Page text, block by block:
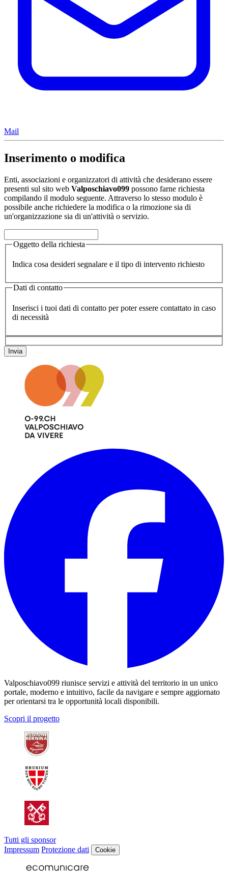
Mail
Inserimento o modifica
Enti, associazioni e organizzatori di attività che desiderano essere
presenti sul sito web Valposchiavo099 possono farne richiesta
compilando il modulo seguente. Attraverso lo stesso modulo è
possibile anche richiedere la modifica o la rimozione sia di
un'organizzazione sia di un'attività o servizio.
Oggetto della richiesta
Indica cosa desideri segnalare e il tipo di intervento richiesto
Dati di contatto
Inserisci i tuoi dati di contatto per poter essere contattato in caso
di necessità
Invia
Valposchiavo099 riunisce servizi e attività del territorio in un unico
portale, moderno e intuitivo, facile da navigare e sempre aggiornato
per orientarsi tra le opportunità locali disponibili.
Scopri il progetto
Tutti gli sponsor
Impressum Protezione dati Cookie